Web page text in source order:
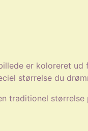
er koloreret
størrelse du
traditionel